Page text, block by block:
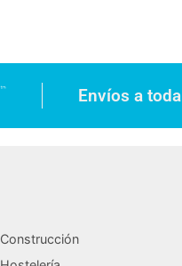
Envíos a
Construcción